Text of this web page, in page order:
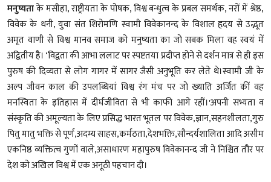
मनुष्यताके मसीहा, राष्ट्रीयता के पोषक, विश्व बन्धुत्व के प्रबल समर्थक, नरों में श्रेष्ठ,
विवेक के धनी, युवा संत शिरोमणि स्वामी विवेकानन्द के विशाल हृदय से उद्भूत
अमृत वाणी से विश्व मानव समाज को मनुष्यता का जो सबक मिला वह स्वयं में
अद्वितीय है। ‘विद्वता की आभा ललाट पर स्पष्टतया प्रदीप्त होने से दर्शन मात्र से ही इस
पुरुष की दिव्यता से लोग गागर में सागर जैसी अनुभूति कर लेते थे।स्वामी जी के
अल्प जीवन काल की उपलब्धियां विश्व रंग मंच पर जो ख्याति अर्जित कीं वह
मनस्विता के इतिहास में दीर्घजीविता से भी काफी आगे रहीं।'अपनी सभ्यता व
संस्कृति की अमूल्यता के लिए प्रसिद्ध भारत भूतल पर विवेक,ज्ञान,सहनशीलता,गुरु
पितु मातु भक्ति से पूर्ण,अदम्य साहस,कर्मठता,देशभक्ति,सौन्दर्यशालिता आदि असीम
एकनिष्ठ व्यक्तित्व गुणों वाले,असाधारण महापुरुष विवेकानन्द जी ने निश्चित तौर पर
देश को अखिल विश्व में एक अनूठी पहचान दी।